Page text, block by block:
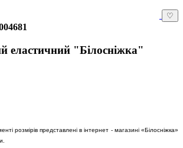
♡
еластичний "Білосніжка"
розмірів представлені в інтернет - магазині «Білосніжка»